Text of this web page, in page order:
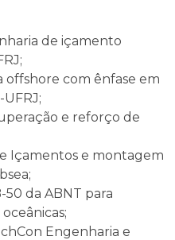
de içamento
offshore com ênfase em
e reforço de
Içamentos e montagem
da ABNT para
Engenharia e